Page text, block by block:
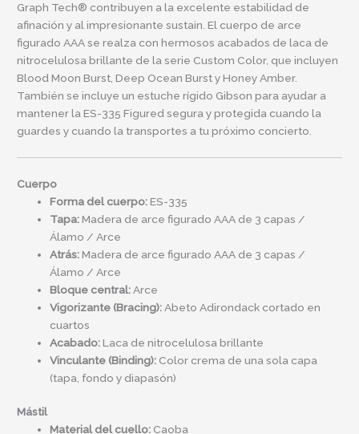
Graph Tech® contribuyen a la excelente estabilidad de
afinación y al impresionante sustain. El cuerpo de arce
figurado AAA se realza con hermosos acabados de laca de
nitrocelulosa brillante de la serie Custom Color, que incluyen
Blood Moon Burst, Deep Ocean Burst y Honey Amber.
También se incluye un estuche rígido Gibson para ayudar a
mantener la ES-335 Figured segura y protegida cuando la
guardes y cuando la transportes a tu próximo concierto.
Cuerpo
Forma del cuerpo:ES-335
Tapa:Madera de arce figurado AAA de 3 capas /
Álamo / Arce
Atrás:Madera de arce figurado AAA de 3 capas /
Álamo / Arce
Bloque central: Arce
Vigorizante (Bracing): Abeto Adirondack cortado en
cuartos
Acabado:Laca de nitrocelulosa brillante
Vinculante (Binding): Color crema de una sola capa
(tapa, fondo y diapasón)
Mástil
Material del cuello: Caoba